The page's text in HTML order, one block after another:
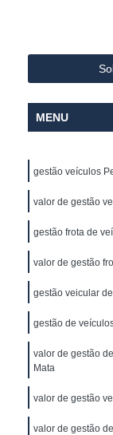
Horizonte
Controle de
Empresa de
Empresa de
Empresa
de Veículos
e Transportes
em
Gerenciamento
MENU
gestão veículos
valor de gestão
gestão frota de
valor de gestão
gestão veicular
gestão de
valor de gestão
Mata
valor de gestão
valor de gestão